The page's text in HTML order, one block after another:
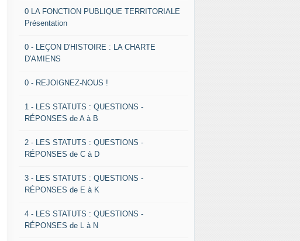
0 LA FONCTION PUBLIQUE TERRITORIALE
Présentation
0 - LEÇON D'HISTOIRE : LA CHARTE
D'AMIENS
0 - REJOIGNEZ-NOUS !
1 - LES STATUTS : QUESTIONS -
RÉPONSES de A à B
2 - LES STATUTS : QUESTIONS -
RÉPONSES de C à D
3 - LES STATUTS : QUESTIONS -
RÉPONSES de E à K
4 - LES STATUTS : QUESTIONS -
RÉPONSES de L à N